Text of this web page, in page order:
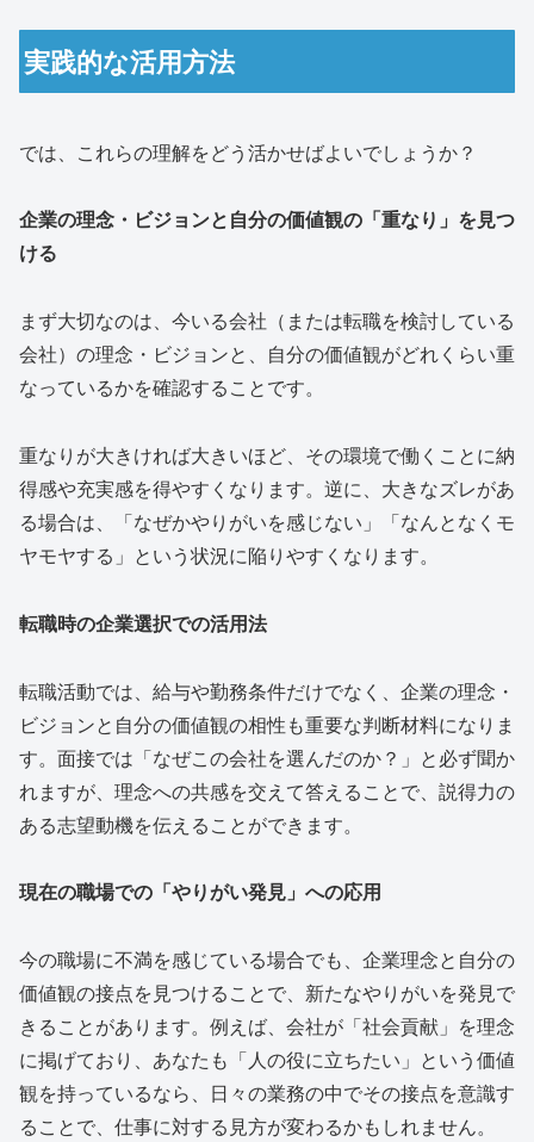
実践的な活用方法
では、これらの理解をどう活かせばよいでしょうか？
企業の理念・ビジョンと自分の価値観の「重なり」を見つ
ける
まず大切なのは、今いる会社（または転職を検討している
会社）の理念・ビジョンと、自分の価値観がどれくらい重
なっているかを確認することです。
重なりが大きければ大きいほど、その環境で働くことに納
得感や充実感を得やすくなります。逆に、大きなズレがあ
る場合は、「なぜかやりがいを感じない」「なんとなくモ
ヤモヤする」という状況に陥りやすくなります。
転職時の企業選択での活用法
転職活動では、給与や勤務条件だけでなく、企業の理念・
ビジョンと自分の価値観の相性も重要な判断材料になりま
す。面接では「なぜこの会社を選んだのか？」と必ず聞か
れますが、理念への共感を交えて答えることで、説得力の
ある志望動機を伝えることができます。
現在の職場での「やりがい発見」への応用
今の職場に不満を感じている場合でも、企業理念と自分の
価値観の接点を見つけることで、新たなやりがいを発見で
きることがあります。例えば、会社が「社会貢献」を理念
に掲げており、あなたも「人の役に立ちたい」という価値
観を持っているなら、日々の業務の中でその接点を意識す
ることで、仕事に対する見方が変わるかもしれません。